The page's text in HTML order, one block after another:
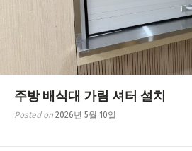
주방 배식대 가림 셔터 설치
Posted on 2026년 5월 10일